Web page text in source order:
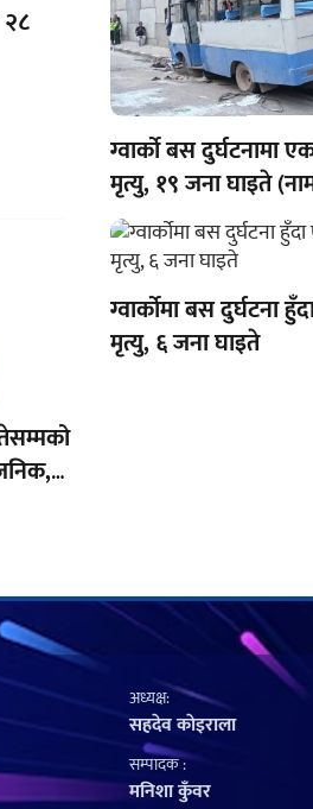
२८
ग्वार्को बस दुर्घटनामा
मृत्यु, १९ जना घाइते
ग्वार्कोमा बस दुर्घटना
मृत्यु, ६ जना घाइते
अध्यक्ष:
सहदेव काेइराला
सम्पादक :
मनिशा कुँवर